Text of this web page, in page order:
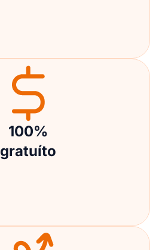
100%
gratuíto